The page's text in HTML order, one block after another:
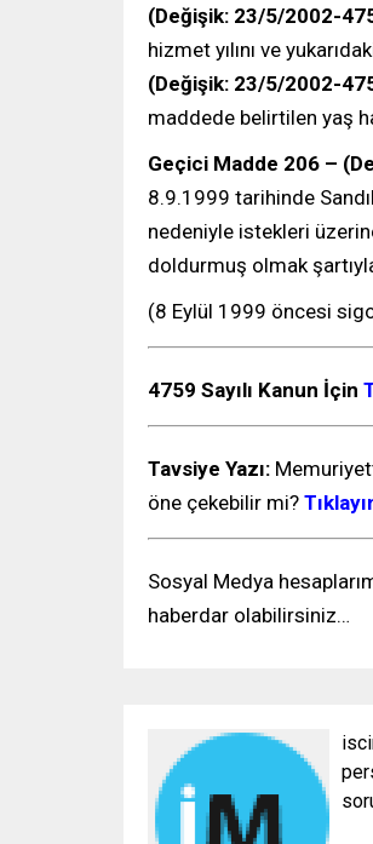
(Değişik: 23/5/2002-
hizmet yılını ve
(Değişik: 23/5/2002-
maddede belirtilen yaş
Geçici Madde 206 –
8.9.1999 tarihinde
nedeniyle istekleri
doldurmuş olmak
(8 Eylül 1999 öncesi
4759 Sayılı Kanun İçin
Tavsiye Yazı:
öne çekebilir mi?
Sosyal Medya
haberdar olabilirsiniz…